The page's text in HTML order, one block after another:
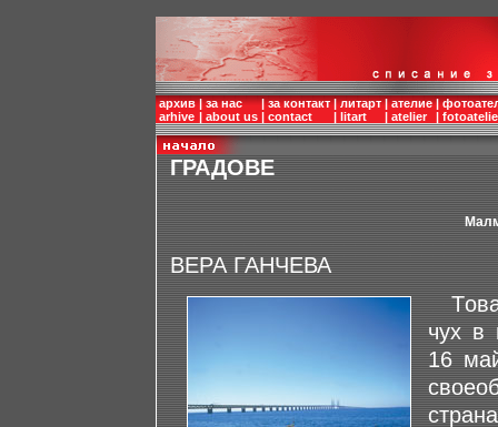
архив
arhive
|
|
за нас
about us
|
|
за контакт
contact
|
|
литарт
litart
|
|
ателие
atelier
|
|
ГРАДОВЕ
ВЕРА ГАНЧЕВА
Tова
чух в
16